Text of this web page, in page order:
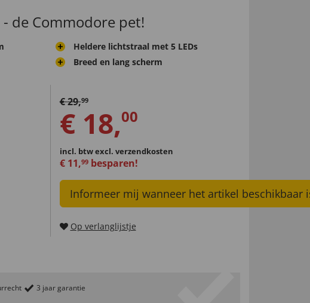
de Commodore pet!
Heldere lichtstraal met 5 LEDs
Breed en lang scherm
€29,99
€ 18,00
incl. btwexcl. verzendkosten
€ 11,99besparen!
Informeer mij wanneer het artikel beschikbaar
Op verlanglijstje
3 jaar garantie